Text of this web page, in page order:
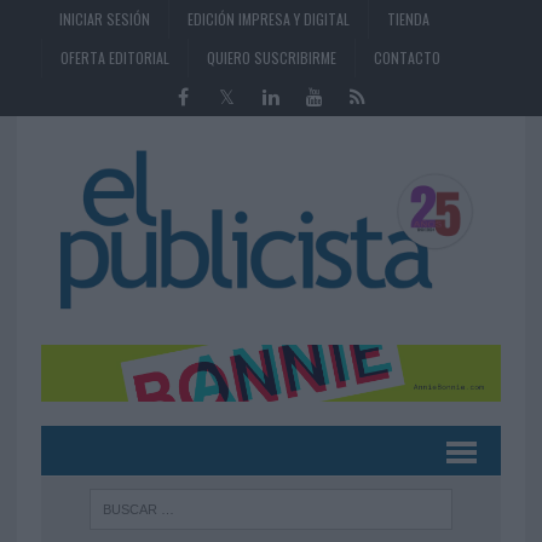
INICIAR SESIÓN EDICIÓN IMPRESA Y DIGITAL
TIENDA
OFERTA EDITORIAL
QUIERO SUSCRIBIRME CONTACTO